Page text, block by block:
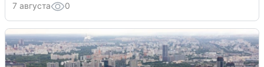
7 августа 0